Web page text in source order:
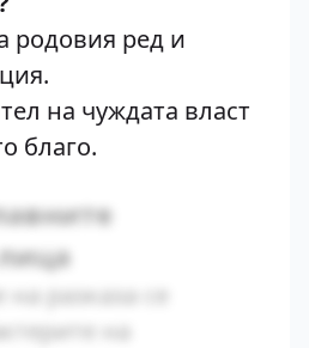
родовия ред и
на чуждата власт
благо.
разказа се
на